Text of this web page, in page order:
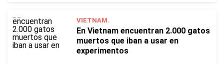
VIETNAM.
En Vietnam encuentran 2.000 gatos
muertos que iban a usar en
experimentos